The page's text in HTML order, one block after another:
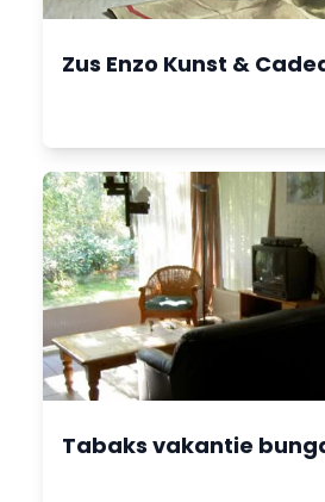
Zus Enzo Kunst &
Tabaks vakantie